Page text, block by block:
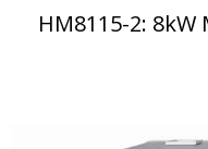
HM8115-2: 8kW